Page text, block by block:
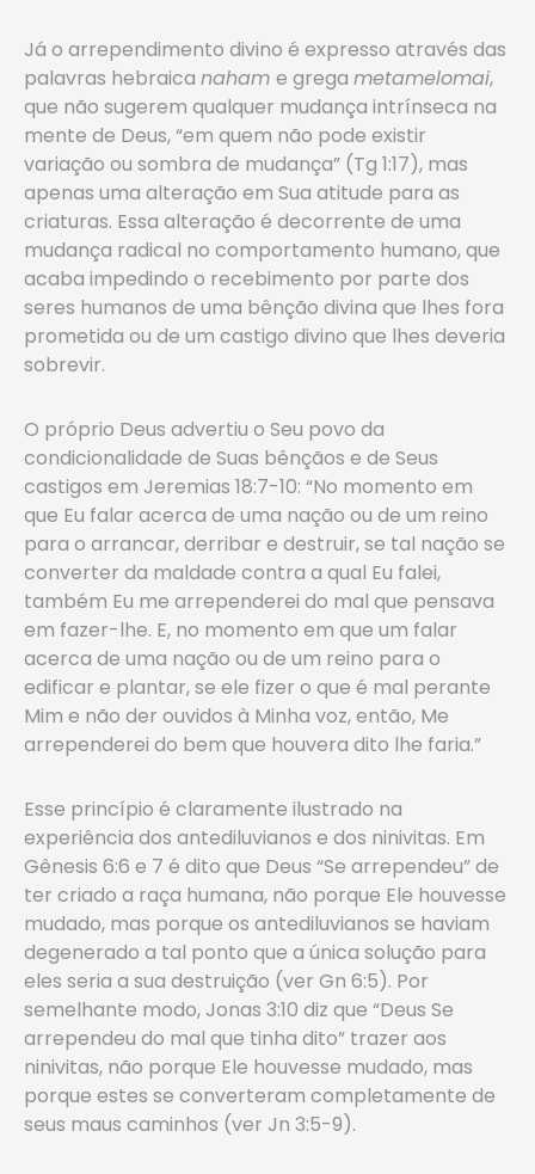
Já o arrependimento divino é expresso através das
palavras hebraica naham e grega metamelomai,
que não sugerem qualquer mudança intrínseca na
mente de Deus, “em quem não pode existir
variação ou sombra de mudança” (Tg 1:17), mas
apenas uma alteração em Sua atitude para as
criaturas. Essa alteração é decorrente de uma
mudança radical no comportamento humano, que
acaba impedindo o recebimento por parte dos
seres humanos de uma bênção divina que lhes fora
prometida ou de um castigo divino que lhes deveria
sobrevir.
O próprio Deus advertiu o Seu povo da
condicionalidade de Suas bênçãos e de Seus
castigos em Jeremias 18:7-10: “No momento em
que Eu falar acerca de uma nação ou de um reino
para o arrancar, derribar e destruir, se tal nação se
converter da maldade contra a qual Eu falei,
também Eu me arrependerei do mal que pensava
em fazer-lhe. E, no momento em que um falar
acerca de uma nação ou de um reino para o
edificar e plantar, se ele fizer o que é mal perante
Mim e não der ouvidos à Minha voz, então, Me
arrependerei do bem que houvera dito lhe faria.”
Esse princípio é claramente ilustrado na
experiência dos antediluvianos e dos ninivitas. Em
Gênesis 6:6 e 7 é dito que Deus “Se arrependeu” de
ter criado a raça humana, não porque Ele houvesse
mudado, mas porque os antediluvianos se haviam
degenerado a tal ponto que a única solução para
eles seria a sua destruição (ver Gn 6:5). Por
semelhante modo, Jonas 3:10 diz que “Deus Se
arrependeu do mal que tinha dito” trazer aos
ninivitas, não porque Ele houvesse mudado, mas
porque estes se converteram completamente de
seus maus caminhos (ver Jn 3:5-9).